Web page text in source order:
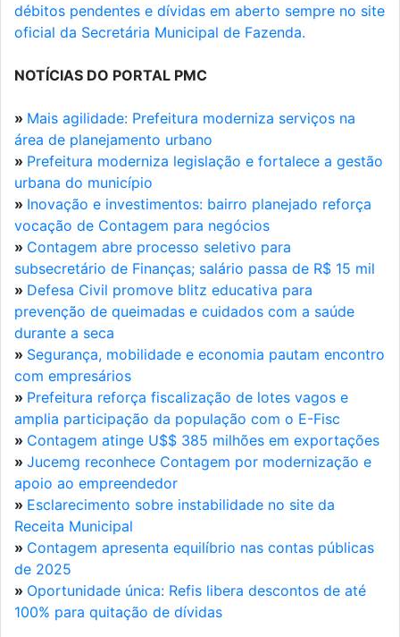
débitos pendentes e dívidas em aberto sempre no site
oficial da Secretária Municipal de Fazenda.
NOTÍCIAS DO PORTAL PMC
» Mais agilidade: Prefeitura moderniza serviços na
área de planejamento urbano
» Prefeitura moderniza legislação e fortalece a gestão
urbana do município
» Inovação e investimentos: bairro planejado reforça
vocação de Contagem para negócios
» Contagem abre processo seletivo para
subsecretário de Finanças; salário passa de R$ 15 mil
» Defesa Civil promove blitz educativa para
prevenção de queimadas e cuidados com a saúde
durante a seca
» Segurança, mobilidade e economia pautam encontro
com empresários
» Prefeitura reforça fiscalização de lotes vagos e
amplia participação da população com o E-Fisc
» Contagem atinge U$$ 385 milhões em exportações
» Jucemg reconhece Contagem por modernização e
apoio ao empreendedor
» Esclarecimento sobre instabilidade no site da
Receita Municipal
» Contagem apresenta equilíbrio nas contas públicas
de 2025
» Oportunidade única: Refis libera descontos de até
100% para quitação de dívidas